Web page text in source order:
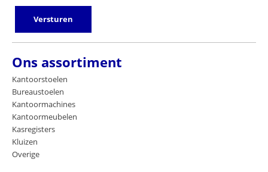
Versturen
Ons assortiment
Kantoorstoelen
Bureaustoelen
Kantoormachines
Kantoormeubelen
Kasregisters
Kluizen
Overige